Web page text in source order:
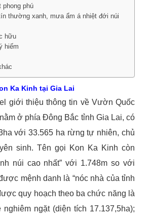
phong phú
thường xanh, mưa ẩm á nhiệt đới núi
hữu
hiếm
Ka Kinh tại Gia Lai
giới thiệu thông tin về Vườn Quốc
ở phía Đông Bắc tỉnh Gia Lai, có
với 33.565 ha rừng tự nhiên, chủ
sinh. Tên gọi Kon Ka Kinh còn
núi cao nhất” với 1.748m so với
mệnh danh là “nóc nhà của tỉnh
quy hoạch theo ba chức năng là
ngặt (diện tích 17.137,5ha);